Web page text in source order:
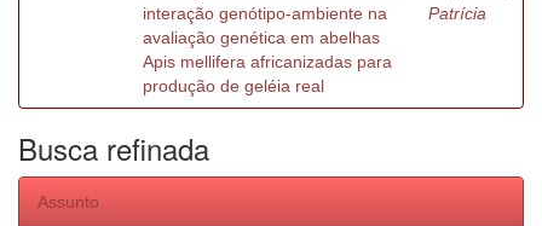
interação genótipo-ambiente na
avaliação genética em abelhas
Apis mellifera africanizadas para
produção de geléia real
Patrícia
Busca refinada
Assunto